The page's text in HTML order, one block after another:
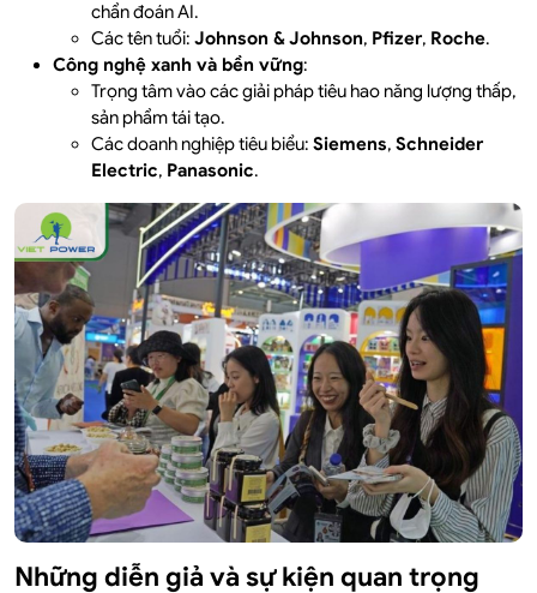
chẩn đoán AI.
Các tên tuổi: Johnson & Johnson, Pfizer, Roche.
Công nghệ xanh và bền vững:
Trọng tâm vào các giải pháp tiêu hao năng lượng thấp,
sản phẩm tái tạo.
Các doanh nghiệp tiêu biểu: Siemens, Schneider
Electric, Panasonic.
Những diễn giả và sự kiện quan trọng